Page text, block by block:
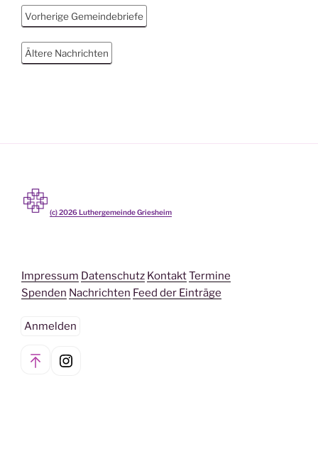
Vorherige Gemeindebriefe
Ältere Nachrichten
(c)2026Luthergemeinde Griesheim
Impressum Datenschutz KontaktTermine
Spenden Nachrichten Feed der Einträge
Anmelden